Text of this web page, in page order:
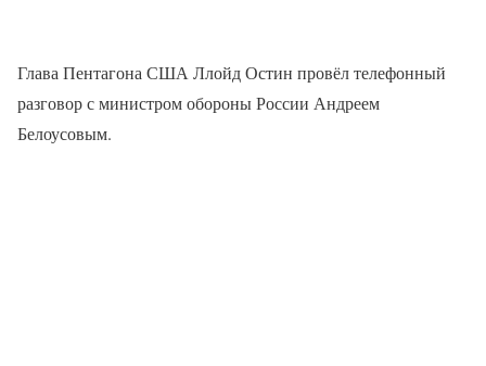
Глава Пентагона США Ллойд Остин провёл телефонный
разговор с министром обороны России Андреем
Белоусовым.